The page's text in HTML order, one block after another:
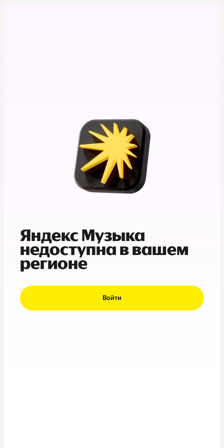
Яндекс Музыка
недоступна в вашем
регионе
Войти